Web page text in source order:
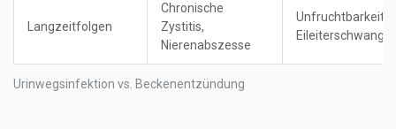
Urinwegsinfektion vs. Beckenentzündung
Langzeitfolgen
Chronische
Zystitis,
Nierenabszesse
Unfruchtbarkeit,